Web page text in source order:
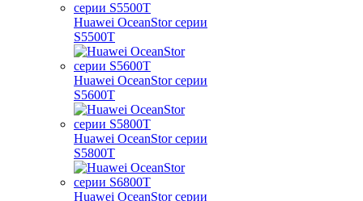
Huawei OceanStor серии
S5500T
Huawei OceanStor серии
S5600T
Huawei OceanStor серии
S5800T
Huawei OceanStor серии